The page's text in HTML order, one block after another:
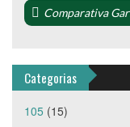
Comparativa
Categorias
105 (15)